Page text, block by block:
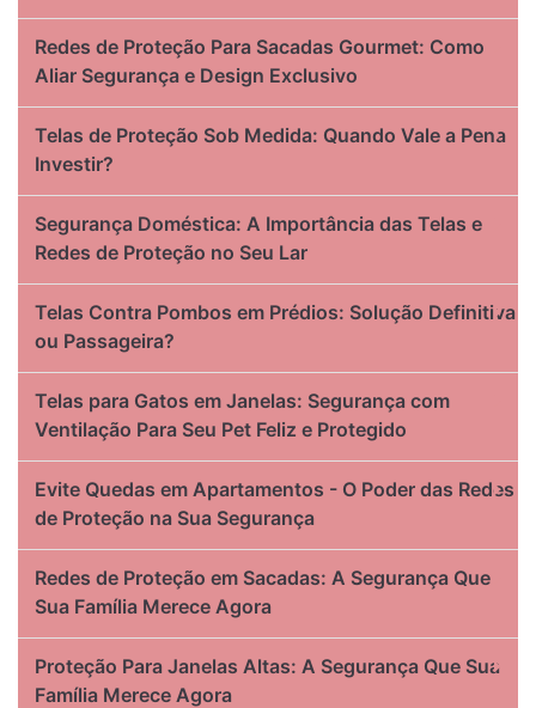
Redes de Proteção Para Sacadas Gourmet: Como
Aliar Segurança e Design Exclusivo
Telas de Proteção Sob Medida: Quando Vale a Pena
Investir?
Segurança Doméstica: A Importância das Telas e
Redes de Proteção no Seu Lar
Telas Contra Pombos em Prédios: Solução Definitiva
ou Passageira?
Telas para Gatos em Janelas: Segurança com
Ventilação Para Seu Pet Feliz e Protegido
Evite Quedas em Apartamentos - O Poder das Redes
de Proteção na Sua Segurança
Redes de Proteção em Sacadas: A Segurança Que
Sua Família Merece Agora
Proteção Para Janelas Altas: A Segurança Que Sua
Família Merece Agora